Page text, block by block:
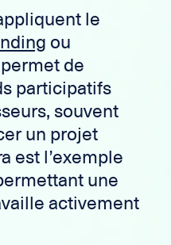
le
ou
de
participatifs
souvent
un projet
est l’exemple
une
activement